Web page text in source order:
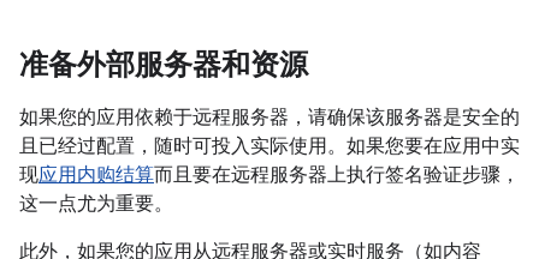
准备外部服务器和资源
如果您的应用依赖于远程服务器，请确保该服务器是安全的
且已经过配置，随时可投入实际使用。如果您要在应用中实
现应用内购结算而且要在远程服务器上执行签名验证步骤，
这一点尤为重要。
此外，如果您的应用从远程服务器或实时服务（如内容